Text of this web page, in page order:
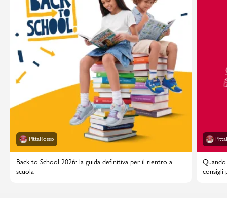
PittaRosso
Back to School 2026: la guida definitiva per il rientro a
scuola
consigli